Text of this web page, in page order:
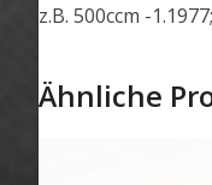
z.B. 500ccm -
Ähnliche